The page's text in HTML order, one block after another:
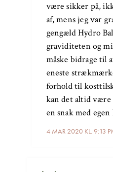
4 MAR 2020 KL. 9:13
være sikker på,
af, mens jeg var
gengæld Hydro
graviditeten og
måske bidrage til
eneste
forhold til
kan det altid være
en snak med